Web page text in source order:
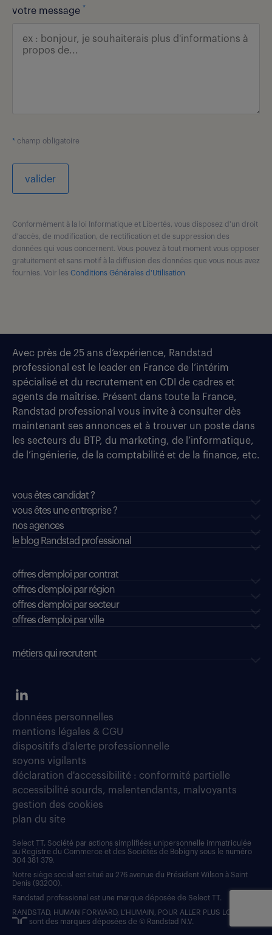
votre message *
* champ obligatoire
valider
Conformément à la loi Informatique et Libertés, vous disposez d'un droit
d'accès, de modification, de rectification et de suppression des
données qui vous concernent. Vous pouvez à tout moment vous opposer
gratuitement et sans motif à la diffusion des données que vous nous avez
fournies. Voir les Conditions Générales d'Utilisation
Avec près de 25 ans d’expérience, Randstad
professional est le leader en France de l’intérim
spécialisé et du recrutement en CDI de cadres et
agents de maîtrise. Présent dans toute la France,
Randstad professional vous invite à consulter dès
maintenant ses annonces et à trouver un poste dans
les secteurs du BTP, du marketing, de l’informatique,
de l’ingénierie, de la comptabilité et de la finance, etc.
vous êtes candidat ?
vous êtes une entreprise ?
nos agences
le blog Randstad professional
offres d'emploi par contrat
offres d'emploi par région
offres d'emploi par secteur
offres d’emploi par ville
métiers qui recrutent
données personnelles
mentions légales & CGU
dispositifs d'alerte professionnelle
soyons vigilants
déclaration d'accessibilité : conformité partielle
accessibilité sourds, malentendants, malvoyants
gestion des cookies
plan du site
Select TT, Société par actions simplifiées unipersonnelle immatriculée
au Registre du Commerce et des Sociétés de Bobigny sous le numéro
304 381 379.
Notre siège social est situé au 276 avenue du Président Wilson à Saint
Denis (93200).
Randstad professional est une marque déposée de Select TT.
RANDSTAD, HUMAN FORWARD, L’HUMAIN, POUR ALLER PLUS LOIN et
sont des marques déposées de © Randstad N.V.